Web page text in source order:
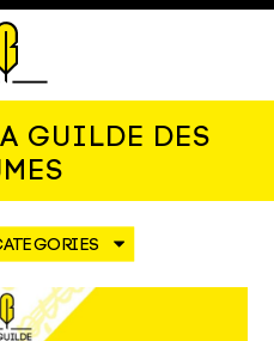
GUILDE DES